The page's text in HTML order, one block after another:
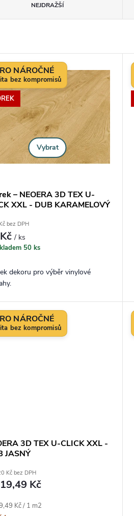
NEJDRAŽŠÍ
NÁROČNÉ
Vybrat
– NEOERA 3D TEX U-
XXL - DUB KARAMELOVÝ
bez DPH
/ ks
50 ks
dekoru pro výběr vinylové
NÁROČNÉ
3D TEX U-CLICK XXL -
JASNÝ
Kč bez DPH
Kč
cena:Kč / 1 m2